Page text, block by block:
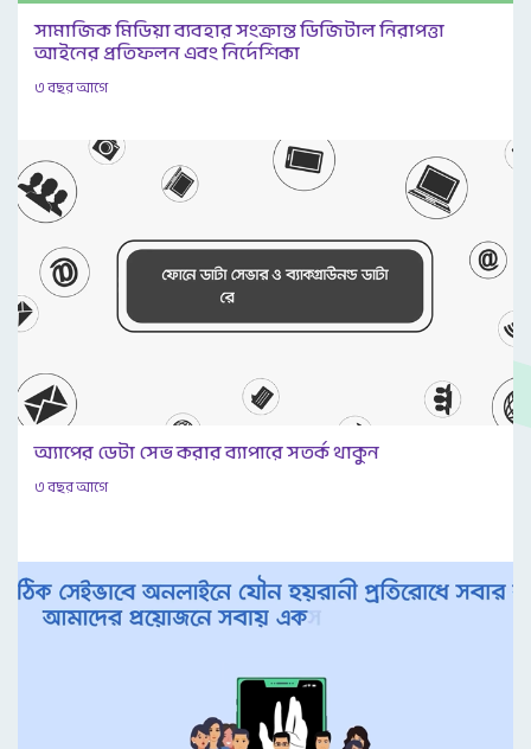
সামাজিক মিডিয়া ব্যবহার সংক্রান্ত ডিজিটাল নিরাপত্তা
আইনের প্রতিফলন এবং নির্দেশিকা
৩ বছর আগে
অ্যাপের ডেটা সেভ করার ব্যাপারে সতর্ক থাকুন
৩ বছর আগে